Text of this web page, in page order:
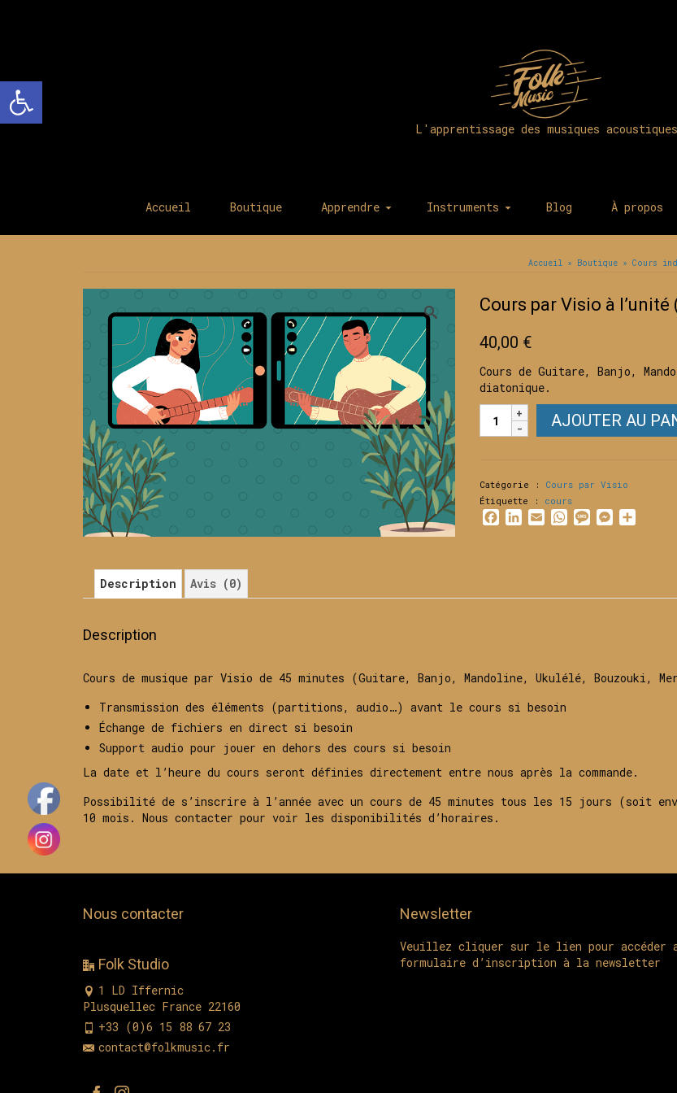
Ouvrir la barre d’outils
L'apprentissage des musiques acoustiques
Accueil Boutique Apprendre Instruments Blog À propos
Accueil » Boutique » Cours
Cours par Visio à
40,00 €
Cours de Guitare, Banjo,
diatonique.
quantité
à
l'unité
(45
AJOUTER AU
Catégorie : Cours par Visio
Étiquette : cours
Facebook
LinkedIn
EmailWhatsApp
MessageMessenger
Description Avis (0)
Description
Cours de musique par Visio de 45 minutes (Guitare, Banjo, Mandoline, Ukulélé, Bouzouki,
Transmission des éléments (partitions, audio…) avant le cours si besoin
Échange de fichiers en direct si besoin
Support audio pour jouer en dehors des cours si besoin
La date et l’heure du cours seront définies directement entre nous après la commande.
Possibilité de s’inscrire à l’année avec un cours de 45 minutes tous les 15 jours (soit
10 mois. Nous contacter pour voir les disponibilités d’horaires.
Nous contacter
Folk Studio
1 LD Iffernic
Plusquellec France 22160
+33 (0)6 15 88 67 23
contact@folkmusic.fr
Newsletter
Veuillez cliquer sur le lien pour accéder
formulaire d’inscription à la newsletter